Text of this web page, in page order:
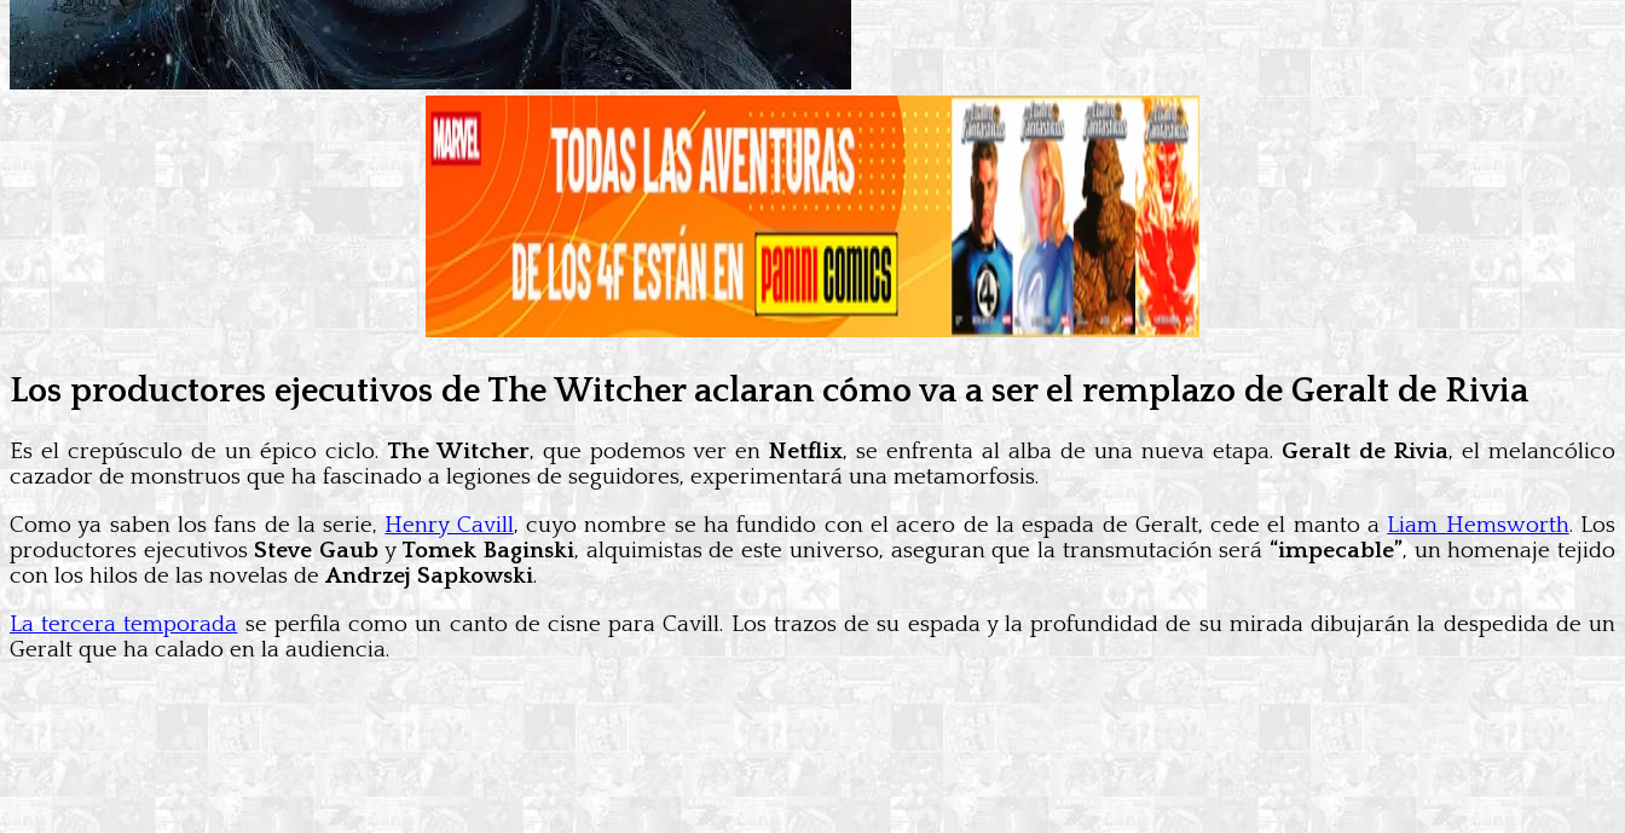
Los productores ejecutivos de The Witcher aclaran cómo va a ser el remplazo de Geralt de Rivia
Es el crepúsculo de un épico ciclo.The Witcher, que podemos ver en Netflix, se enfrenta al alba de una nueva etapa. Geralt de Rivia, el melancólico
cazador de monstruos que ha fascinado a legiones de seguidores, experimentará una metamorfosis.
Como ya saben los fans de la serie, Henry Cavill, cuyo nombre se ha fundido con el acero de la espada de Geralt, cede el manto a Liam Hemsworth. Los
productores ejecutivosSteve Gaub y Tomek Baginski, alquimistas de este universo, aseguran que la transmutación será “impecable”, un homenaje tejido
con los hilos de las novelas deAndrzej Sapkowski.
La tercera temporada se perfila como un canto de cisne para Cavill. Los trazos de su espada y la profundidad de su mirada dibujarán la despedida de un
Geralt que ha calado en la audiencia.